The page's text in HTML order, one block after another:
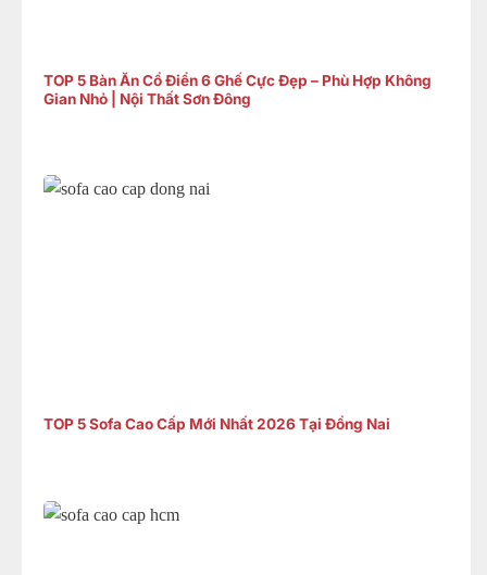
TOP 5 Bàn Ăn Cổ Điển 6 Ghế Cực Đẹp – Phù Hợp Không
Gian Nhỏ | Nội Thất Sơn Đông
TOP 5 Sofa Cao Cấp Mới Nhất 2026 Tại Đồng Nai